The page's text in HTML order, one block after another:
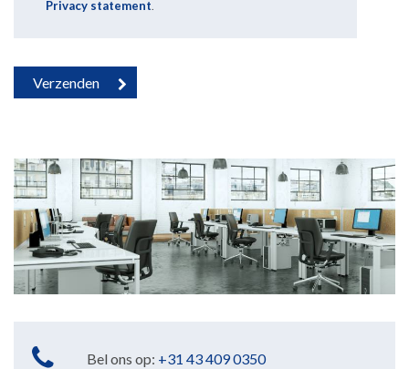
Privacy statement
Bel ons op: +31 43 409 0350